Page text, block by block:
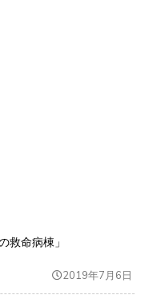
救命病棟」
2019年7月6日